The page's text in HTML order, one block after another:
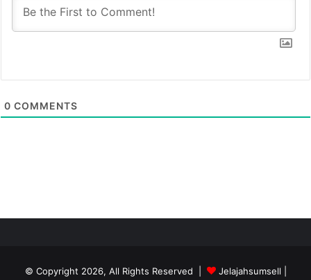
0 COMMENTS
© Copyright 2026, All Rights Reserved | Jelajahsumsell